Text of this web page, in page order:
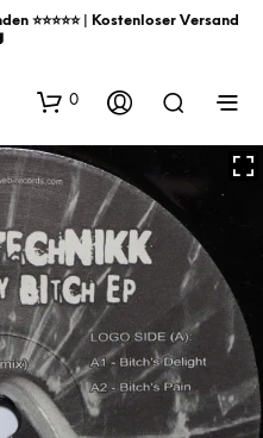
⭐️⭐️⭐️⭐️⭐️ | Kostenloser Versand
0